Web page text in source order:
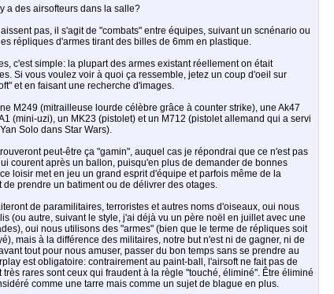
a des airsofteurs dans la salle?
pas, il s'agit de "combats" entre équipes, suivant un scnénario ou
répliques d'armes tirant des billes de 6mm en plastique.
c'est simple: la plupart des armes existant réellement on était
Si vous voulez voir à quoi ça ressemble, jetez un coup d'oeil sur
et en faisant une recherche d'images.
M249 (mitrailleuse lourde célèbre grâce à counter strike), une Ak47
(mini-uzi), un MK23 (pistolet) et un M712 (pistolet allemand qui a servi
Solo dans Star Wars).
peut-être ça "gamin", auquel cas je répondrai que ce n'est pas
courent après un ballon, puisqu'en plus de demander de bonnes
loisir met en jeu un grand esprit d'équipe et parfois même de la
prendre un batiment ou de délivrer des otages.
de paramilitaires, terroristes et autres noms d'oiseaux, oui nous
(ou autre, suivant le style, j'ai déjà vu un père noël en juillet avec une
oui nous utilisons des "armes" (bien que le terme de répliques soit
mais à la différence des militaires, notre but n'est ni de gagner, ni de
tout pour nous amuser, passer du bon temps sans se prendre au
est obligatoire: contrairement au paint-ball, l'airsoft ne fait pas de
très rares sont ceux qui fraudent à la règle "touché, éliminé". Être éliminé
comme une tarre mais comme un sujet de blague en plus.